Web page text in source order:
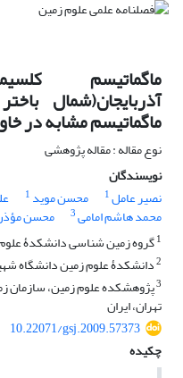
ماگماتیسم
آذربایجان(شمال
ماگماتیسم مشابه در
نوع مقاله : مقاله پژوهشی
نویسندگان
نصیر عامل‌1 محسن موید 1
محمد هاشم امامی3 محسن
1گروه زمین شناسی دانشکدۀ علوم
2دانشکدۀ علوم زمین دانشگاه
3پژوهشکده علوم زمین، سازمان
تهران، ایران
10.22071/gsj.2009.57373
چکیده